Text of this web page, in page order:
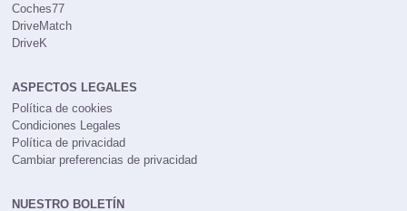
Coches77
DriveMatch
DriveK
ASPECTOS LEGALES
Política de cookies
Condiciones Legales
Política de privacidad
Cambiar preferencias de privacidad
NUESTRO BOLETÍN